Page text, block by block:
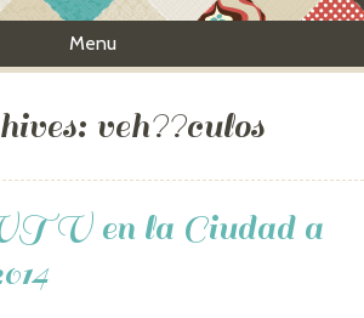
Menu
veh??culos
en la Ciudad a